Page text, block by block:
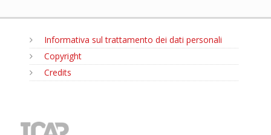
Informativa sul trattamento dei dati personali
Copyright
Credits